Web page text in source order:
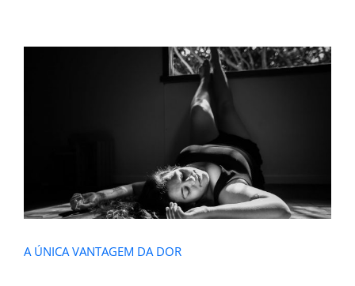
A ÚNICA VANTAGEM DA DOR
A ÚNICA VANTAGEM DA DOR